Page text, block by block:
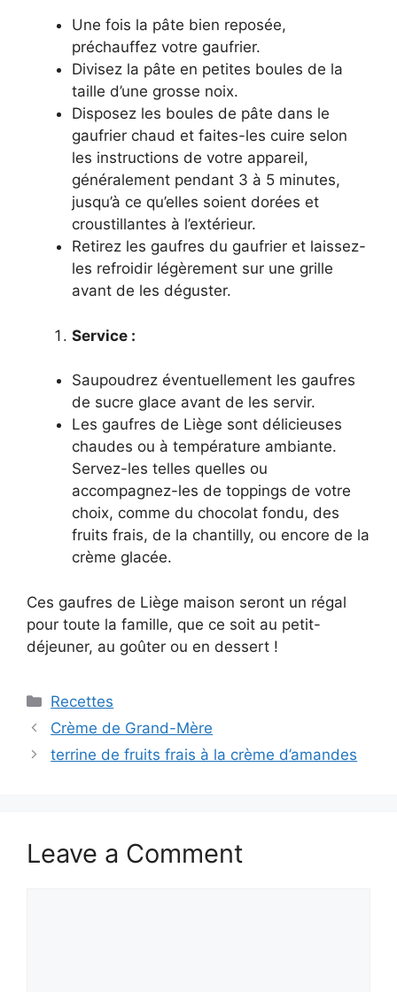
Une fois la pâte bien reposée,
préchauffez votre gaufrier.
Divisez la pâte en petites boules de la
taille d’une grosse noix.
Disposez les boules de pâte dans le
gaufrier chaud et faites-les cuire selon
les instructions de votre appareil,
généralement pendant 3 à 5 minutes,
jusqu’à ce qu’elles soient dorées et
croustillantes à l’extérieur.
Retirez les gaufres du gaufrier et laissez-
les refroidir légèrement sur une grille
avant de les déguster.
Service :
Saupoudrez éventuellement les gaufres
de sucre glace avant de les servir.
Les gaufres de Liège sont délicieuses
chaudes ou à température ambiante.
Servez-les telles quelles ou
accompagnez-les de toppings de votre
choix, comme du chocolat fondu, des
fruits frais, de la chantilly, ou encore de la
crème glacée.
Ces gaufres de Liège maison seront un régal
pour toute la famille, que ce soit au petit-
déjeuner, au goûter ou en dessert !
Categories
Recettes
Crème de Grand-Mère
terrine de fruits frais à la crème d’amandes
Leave a Comment